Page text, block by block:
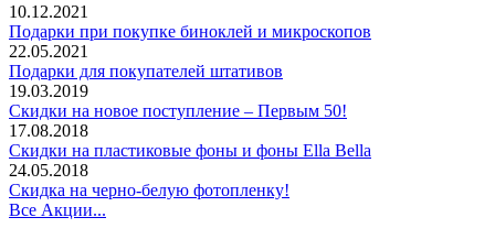
10.12.2021
Подарки при покупке биноклей и микроскопов
22.05.2021
Подарки для покупателей штативов
19.03.2019
Скидки на новое поступление – Первым 50!
17.08.2018
Скидки на пластиковые фоны и фоны Ella Bella
24.05.2018
Скидка на черно-белую фотопленку!
Все Акции...